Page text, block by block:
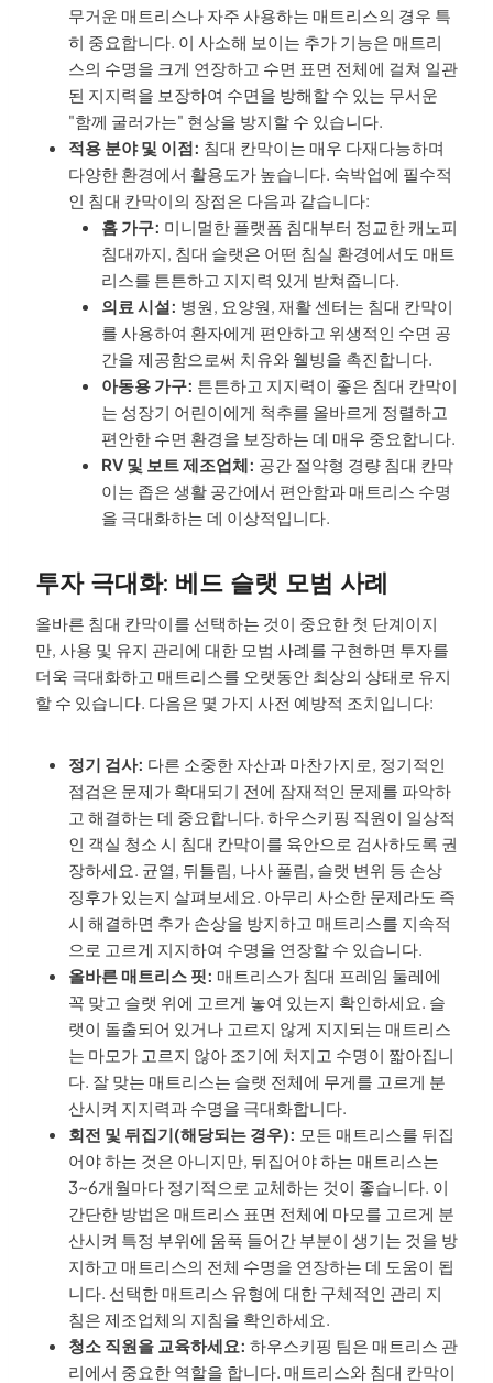
무거운 매트리스나 자주 사용하는 매트리스의 경우 특
히 중요합니다. 이 사소해 보이는 추가 기능은 매트리
스의 수명을 크게 연장하고 수면 표면 전체에 걸쳐 일관
된 지지력을 보장하여 수면을 방해할 수 있는 무서운
"함께 굴러가는" 현상을 방지할 수 있습니다.
적용 분야 및 이점: 침대 칸막이는 매우 다재다능하며
다양한 환경에서 활용도가 높습니다. 숙박업에 필수적
인 침대 칸막이의 장점은 다음과 같습니다:
홈 가구: 미니멀한 플랫폼 침대부터 정교한 캐노피
침대까지, 침대 슬랫은 어떤 침실 환경에서도 매트
리스를 튼튼하고 지지력 있게 받쳐줍니다.
의료 시설: 병원, 요양원, 재활 센터는 침대 칸막이
를 사용하여 환자에게 편안하고 위생적인 수면 공
간을 제공함으로써 치유와 웰빙을 촉진합니다.
아동용 가구: 튼튼하고 지지력이 좋은 침대 칸막이
는 성장기 어린이에게 척추를 올바르게 정렬하고
편안한 수면 환경을 보장하는 데 매우 중요합니다.
RV 및 보트 제조업체: 공간 절약형 경량 침대 칸막
이는 좁은 생활 공간에서 편안함과 매트리스 수명
을 극대화하는 데 이상적입니다.
투자 극대화: 베드 슬랫 모범 사례
올바른 침대 칸막이를 선택하는 것이 중요한 첫 단계이지
만, 사용 및 유지 관리에 대한 모범 사례를 구현하면 투자를
더욱 극대화하고 매트리스를 오랫동안 최상의 상태로 유지
할 수 있습니다. 다음은 몇 가지 사전 예방적 조치입니다:
정기 검사: 다른 소중한 자산과 마찬가지로, 정기적인
점검은 문제가 확대되기 전에 잠재적인 문제를 파악하
고 해결하는 데 중요합니다. 하우스키핑 직원이 일상적
인 객실 청소 시 침대 칸막이를 육안으로 검사하도록 권
장하세요. 균열, 뒤틀림, 나사 풀림, 슬랫 변위 등 손상
징후가 있는지 살펴보세요. 아무리 사소한 문제라도 즉
시 해결하면 추가 손상을 방지하고 매트리스를 지속적
으로 고르게 지지하여 수명을 연장할 수 있습니다.
올바른 매트리스 핏: 매트리스가 침대 프레임 둘레에
꼭 맞고 슬랫 위에 고르게 놓여 있는지 확인하세요. 슬
랫이 돌출되어 있거나 고르지 않게 지지되는 매트리스
는 마모가 고르지 않아 조기에 처지고 수명이 짧아집니
다. 잘 맞는 매트리스는 슬랫 전체에 무게를 고르게 분
산시켜 지지력과 수명을 극대화합니다.
회전 및 뒤집기(해당되는 경우): 모든 매트리스를 뒤집
어야 하는 것은 아니지만, 뒤집어야 하는 매트리스는
3~6개월마다 정기적으로 교체하는 것이 좋습니다. 이
간단한 방법은 매트리스 표면 전체에 마모를 고르게 분
산시켜 특정 부위에 움푹 들어간 부분이 생기는 것을 방
지하고 매트리스의 전체 수명을 연장하는 데 도움이 됩
니다. 선택한 매트리스 유형에 대한 구체적인 관리 지
침은 제조업체의 지침을 확인하세요.
청소 직원을 교육하세요: 하우스키핑 팀은 매트리스 관
리에서 중요한 역할을 합니다. 매트리스와 침대 칸막이